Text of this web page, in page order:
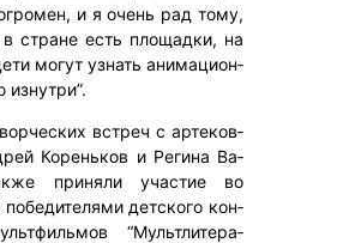
и я очень рад то­му,
стра­не есть пло­щад­ки, на
мо­гут уз­нать ани­маци­он­
встреч с ар­те­ков­
Ко­рень­ков и Ре­гина Ва­
при­няли учас­тие во
по­беди­теля­ми дет­ско­го кон­
“Муль­тли­тера­